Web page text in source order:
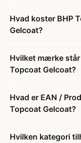
Hvad koster BHP
Gelcoat?
Hvilket mærke står
Topcoat Gelcoat?
Hvad er EAN /
Topcoat Gelcoat?
Hvilken kategori